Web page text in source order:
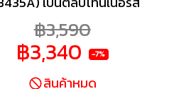
ดำที่ออกแบบมาสำหรับ
รื่องพิมพ์เลเซอร์ของ HP เช่น
HP LaserJet P1005 และ
P1006 โดยให้คุณภาพการ
฿3,590
฿3,340 -7%
สินค้าหมด